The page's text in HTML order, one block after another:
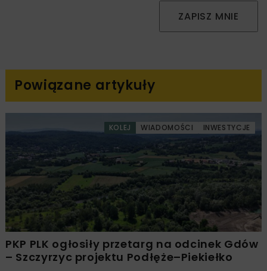
ZAPISZ MNIE
Powiązane artykuły
KOLEJ WIADOMOŚCI INWESTYCJE
PKP PLK ogłosiły przetarg na odcinek Gdów
– Szczyrzyc projektu Podłęże–Piekiełko